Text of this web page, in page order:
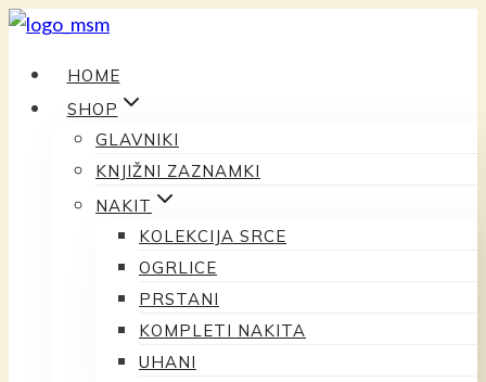
Preskoči
vsebinoHOME
SHOP
GLAVNIKI
KNJIŽNI ZAZNAMKI
NAKIT
KOLEKCIJA SRCE
OGRLICE
PRSTANI
KOMPLETI NAKITA
UHANI